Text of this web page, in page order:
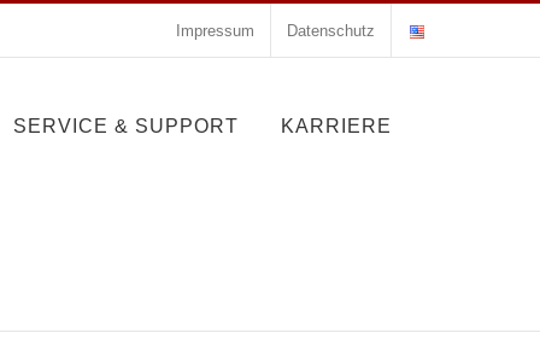
Impressum Datenschutz
SERVICE & SUPPORT KARRIERE